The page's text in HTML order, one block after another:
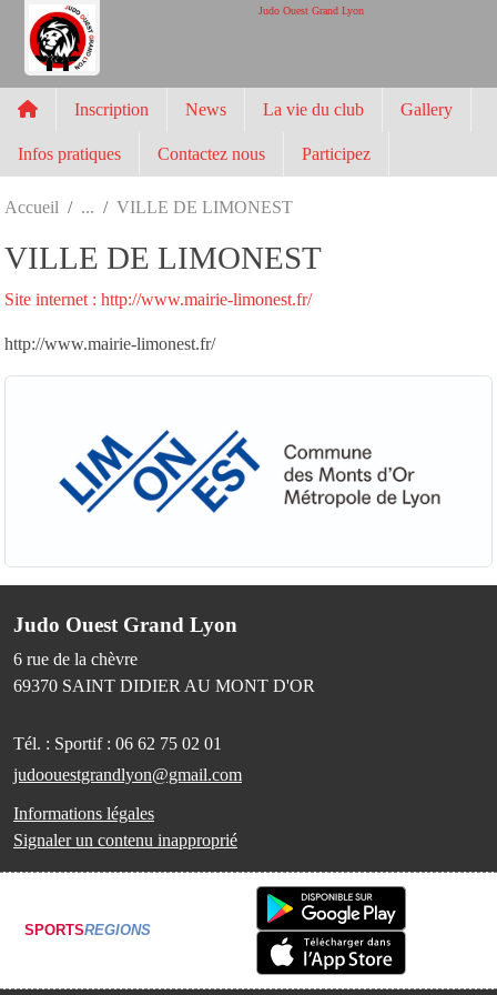
Judo Ouest Grand Lyon
Inscription News La vie du club Gallery
Infos pratiques Contactez nous Participez
Accueil VILLE DE LIMONEST
VILLE DE LIMONEST
Site internet : http://www.mairie-limonest.fr/
http://www.mairie-limonest.fr/
Judo Ouest Grand Lyon
6 rue de la chèvre
69370 SAINT DIDIER AU MONT D'OR
Tél. : Sportif : 06 62 75 02 01
judoouestgrandlyon@gmail.com
Informations légales
Signaler un contenu inapproprié
SPORTSREGIONS
Panneau de gestion des cookies